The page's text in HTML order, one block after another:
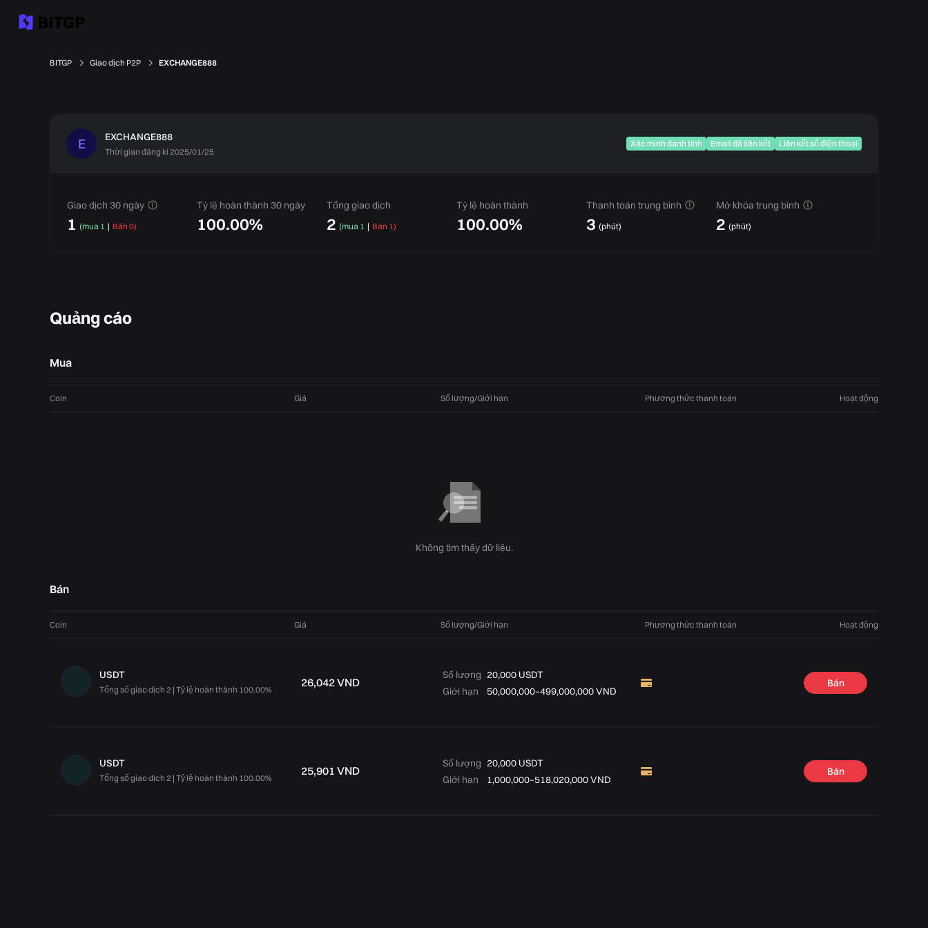
BITGP Giao dịch P2P EXCHANGE888
E EXCHANGE888
Thời gian đăng kí 2025/01/25
Xác minh danh tính Email đã liên kết Liên kết số điện thoại
Giao dịch 30 ngày
1 (mua 1 | Bán 0)
Tỷ lệ hoàn thành 30 ngày
100.00%
Tổng giao dịch
2 (mua 1 | Bán 1)
Tỷ lệ hoàn thành
100.00%
Thanh toán trung bình
3 (phút)
Mở khóa trung bình
2 (phút)
Quảng cáo
Mua
Coin Giá Số lượng/Giới hạn Phương thức thanh toán Hoạt động
Không tìm thấy dữ liệu.
Bán
Coin Giá Số lượng/Giới hạn Phương thức thanh toán Hoạt động
USDT
Tổng số giao dịch 2 | Tỷ lệ hoàn thành 100.00%
26,042 VND
Số lượng
Giới hạn
20,000 USDT
50,000,000–499,000,000 VND
Bán
USDT
Tổng số giao dịch 2 | Tỷ lệ hoàn thành 100.00%
25,901 VND
Số lượng
Giới hạn
20,000 USDT
1,000,000–518,020,000 VND
Bán